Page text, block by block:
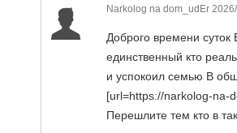
Narkolog na dom_udEr
Доброго времени
единственный кто
и успокоил семью В
[url=https://narkolog-na-
Перешлите тем кто в